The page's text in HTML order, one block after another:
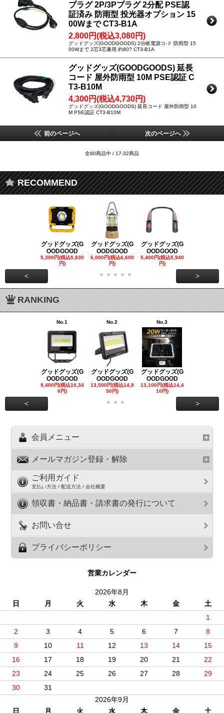
プラグ 2P/3Pプラグ 2分配 PSE認
証済み 防雨型 投光器オプション 15
00Wまで CT3-B1A
2,800円(税込3,080円)
グッドグッズ(GOODGOODS) 2分岐電源コ-ド 防雨型 15
00Wまで 2芯3芯兼用 約80? CT3-B1A
グッドグッズ(GOODGOODS) 延長
コード 屋外防雨型 10M PSE認証 C
T3-B10M
4,300円(税込4,730円)
グッドグッズ(GOODGOODS) 延長コード 屋外防雨型 10
M PSE認証 CT3-B10M
前のページへ 次のページへ
全80商品中 / 17-32商品
RECOMMEND
グッドグッズ(G
OODGOOD
5,300円(税込5,830
円)
グッドグッズ(G
OODGOOD
6,000円(税込6,600
円)
グッドグッズ(G
OODGOOD
5,400円(税込5,940
円)
< >
RANKING
No.1
グッドグッズ(G
OODGOOD
9,400円(税込10,34
0円)
No.2
グッドグッズ(G
OODGOOD
13,500円(税込14,8
50円)
No.3
グッドグッズ(G
OODGOOD
13,100円(税込14,4
10円)
< >
会員メニュー
メールマガジン登録・解除
ご利用ガイド
支払い方法 / 配送方法 / 会社概要
領収書・納品書・請求書の発行について
お問い合せ
プライバシーポリシー
営業カレンダー
2026年8月
日
月 火 水 木 金
土
1
2
3 4 5 6 7
8
9
10 11 12 13 14
15
16
17 18 19 20 21
22
23
24 25 26 27 28
29
30
31
2026年9月
日
月 火 水 木 金 土